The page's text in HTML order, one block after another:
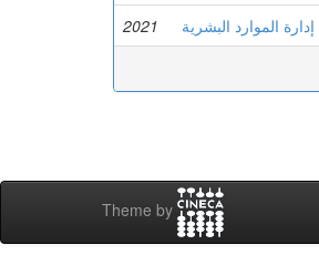
2021 الموارد البشرية
Theme by